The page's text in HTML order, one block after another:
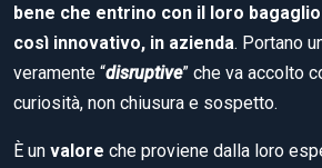
bene che entrino con il loro
così innovativo, in azienda. Portano
veramente “disruptive” che va accolto
curiosità, non chiusura e sospetto.
È un valore che proviene dalla loro